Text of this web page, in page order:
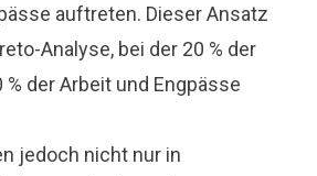
auftreten. Dieser Ansatz
Analyse, bei der 20 % der
der Arbeit und Engpässe
jedoch nicht nur in